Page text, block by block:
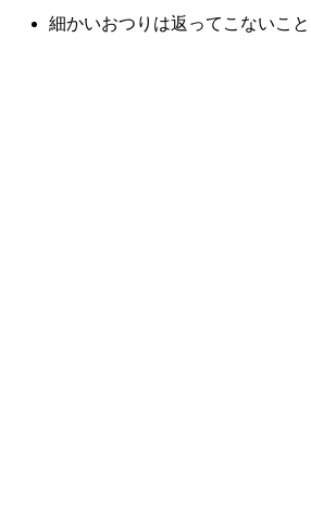
細かいおつりは返ってこないこ